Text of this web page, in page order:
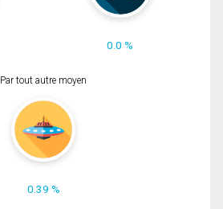
0.0 %
Par tout autre moyen
0.39 %